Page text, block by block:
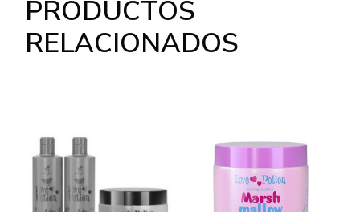
PRODUCTOS
RELACIONADOS